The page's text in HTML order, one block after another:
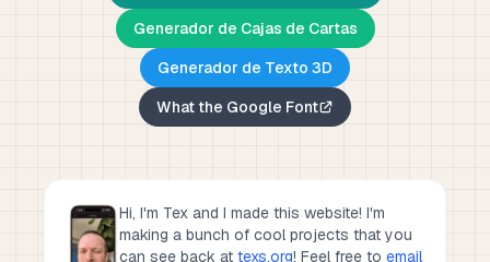
Generador de Cajas de Cartas
Generador de Texto 3D
What the Google Font
Hi, I'm Tex and I made this website! I'm
making a bunch of cool projects that you
can see back at texs.org! Feel free to email